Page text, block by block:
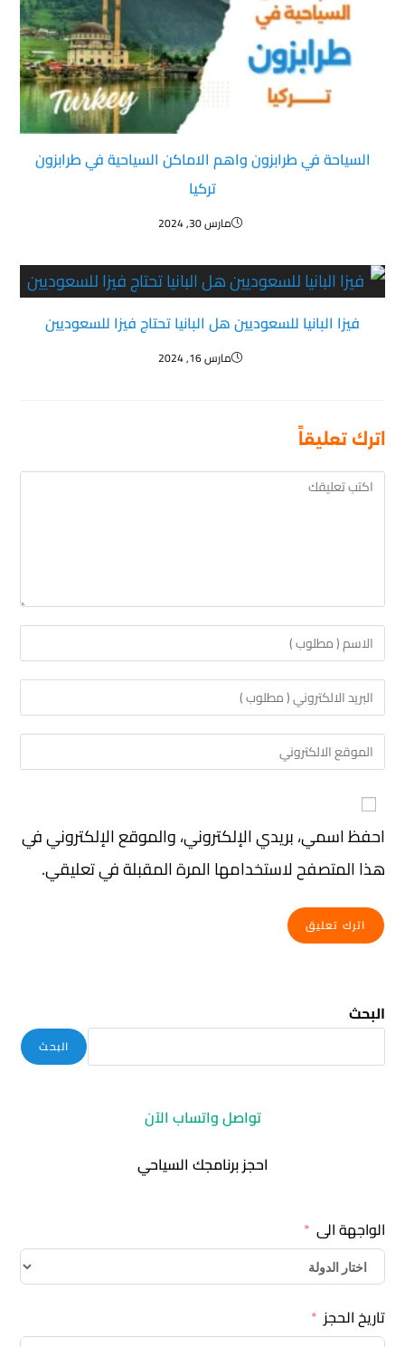
السياحة في طرابزون واهم الاماكن السياحية في طرابزون
تركيا
مارس 30, 2024
فيزا البانيا للسعوديين هل البانيا تحتاج فيزا للسعوديين
مارس 16, 2024
اترك تعليقاً
احفظ اسمي، بريدي الإلكتروني، والموقع الإلكتروني في
هذا المتصفح لاستخدامها المرة المقبلة في تعليقي.
البحث
البحث
تواصل واتساب الآن
احجز برنامجك السياحي
الواجهة الى
تاريخ الحجز